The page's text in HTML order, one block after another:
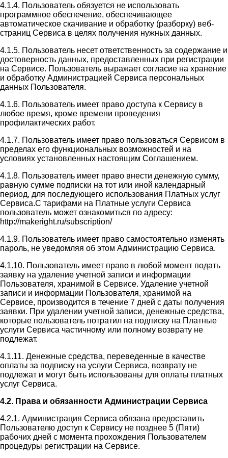
4.1.4. Пользователь обязуется не использовать
программное обеспечение, обеспечивающее
автоматическое скачивание и обработку (разборку) веб-
страниц Сервиса в целях получения нужных данных.
4.1.5. Пользователь несет ответственность за содержание и
достоверность данных, предоставленных при регистрации
на Сервисе. Пользователь выражает согласие на хранение
и обработку Администрацией Сервиса персональных
данных Пользователя.
4.1.6. Пользователь имеет право доступа к Сервису в
любое время, кроме времени проведения
профилактических работ.
4.1.7. Пользователь имеет право пользоваться Сервисом в
пределах его функциональных возможностей и на
условиях установленных настоящим Соглашением.
4.1.8. Пользователь имеет право внести денежную сумму,
равную сумме подписки на тот или иной календарный
период, для последующего использования Платных услуг
Сервиса.С тарифами на Платные услуги Сервиса
пользователь может ознакомиться по адресу:
http://makeright.ru/subscription/
4.1.9. Пользователь имеет право самостоятельно изменять
пароль, не уведомляя об этом Администрацию Сервиса.
4.1.10. Пользователь имеет право в любой момент подать
заявку на удаление учетной записи и информации
Пользователя, хранимой в Сервисе. Удаление учетной
записи и информации Пользователя, хранимой на
Сервисе, производится в течение 7 дней с даты получения
заявки. При удалении учетной записи, денежные средства,
которые пользователь потратил на подписку на Платные
услуги Сервиса частичному или полному возврату не
подлежат.
4.1.11. Денежные средства, переведенные в качестве
оплаты за подписку на услуги Сервиса, возврату не
подлежат и могут быть использованы для оплаты платных
услуг Сервиса.
4.2. Права и обязанности Администрации Сервиса
4.2.1. Администрация Сервиса обязана предоставить
Пользователю доступ к Сервису не позднее 5 (Пяти)
рабочих дней с момента прохождения Пользователем
процедуры регистрации на Сервисе.